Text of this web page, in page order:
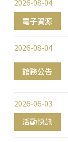
電子資源
2026-08-04
館務公告
2026-08-04
活動快訊
2026-06-03